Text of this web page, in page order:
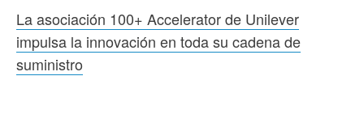
La asociación 100+ Accelerator de Unilever
impulsa la innovación en toda su cadena de
suministro